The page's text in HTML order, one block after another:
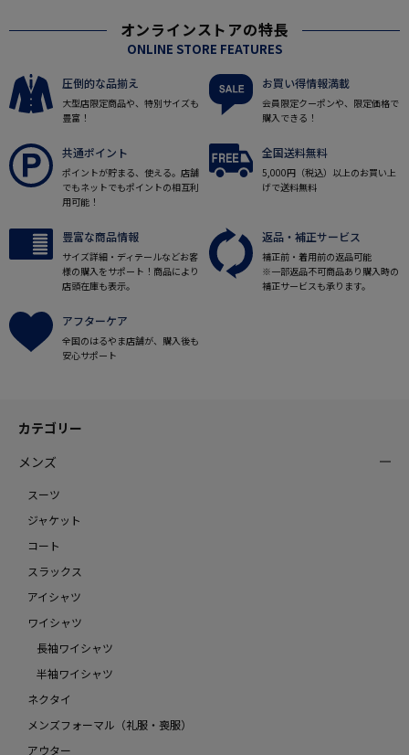
オンラインストアの特長
ONLINE STORE FEATURES
圧倒的な品揃え
大型店限定商品や、特別サイズも
豊富！
お買い得情報満載
会員限定クーポンや、限定価格で
購入できる！
共通ポイント
ポイントが貯まる、使える。店舗
でもネットでもポイントの相互利
用可能！
全国送料無料
5,000円（税込）以上のお買い上
げで送料無料
豊富な商品情報
サイズ詳細・ディテールなどお客
様の購入をサポート！商品により
店頭在庫も表示。
返品・補正サービス
補正前・着用前の返品可能
※一部返品不可商品あり購入時の
補正サービスも承ります。
アフターケア
全国のはるやま店舗が、購入後も
安心サポート
カテゴリー
メンズ
スーツ
ジャケット
コート
スラックス
アイシャツ
ワイシャツ
長袖ワイシャツ
半袖ワイシャツ
ネクタイ
メンズフォーマル（礼服・喪服）
アウター